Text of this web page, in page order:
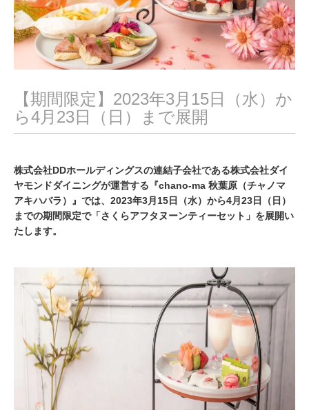
【期間限定】2023年3月15日（水）か
ら4月23日（日）まで展開
株式会社DDホールディングスの連結子会社である株式会社ダイ
ヤモンドダイニングが運営する『chano-ma 秋葉原（チャノマ
アキハバラ）』では、2023年3月15日（水）から4月23日（日）
までの期間限定で「さくらアフタヌーンティーセット」を展開い
たします。